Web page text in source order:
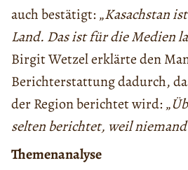
auch bestätigt: „Kasachstan
Land. Das ist für die Medien
Birgit Wetzel erklärte den
Berichterstattung dadurch,
der Region berichtet wird: „
selten berichtet, weil
Themenanalyse